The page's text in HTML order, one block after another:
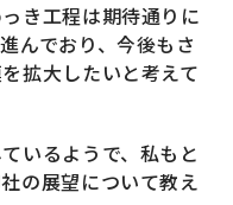
き工程は期待通りに
んでおり、今後もさ
拡大したいと考えて
いるようで、私もと
の展望について教え